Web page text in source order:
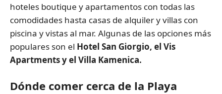
hoteles boutique y apartamentos con todas las
comodidades hasta casas de alquiler y villas con
piscina y vistas al mar. Algunas de las opciones más
populares son el Hotel San Giorgio, el Vis
Apartments y el Villa Kamenica.
Dónde comer cerca de la Playa